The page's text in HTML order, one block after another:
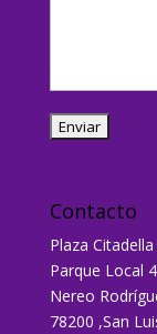
Contacto
Plaza
Parque Local 4
Nereo
78200 ,San